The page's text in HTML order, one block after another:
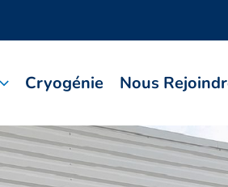
Cryogénie Nous